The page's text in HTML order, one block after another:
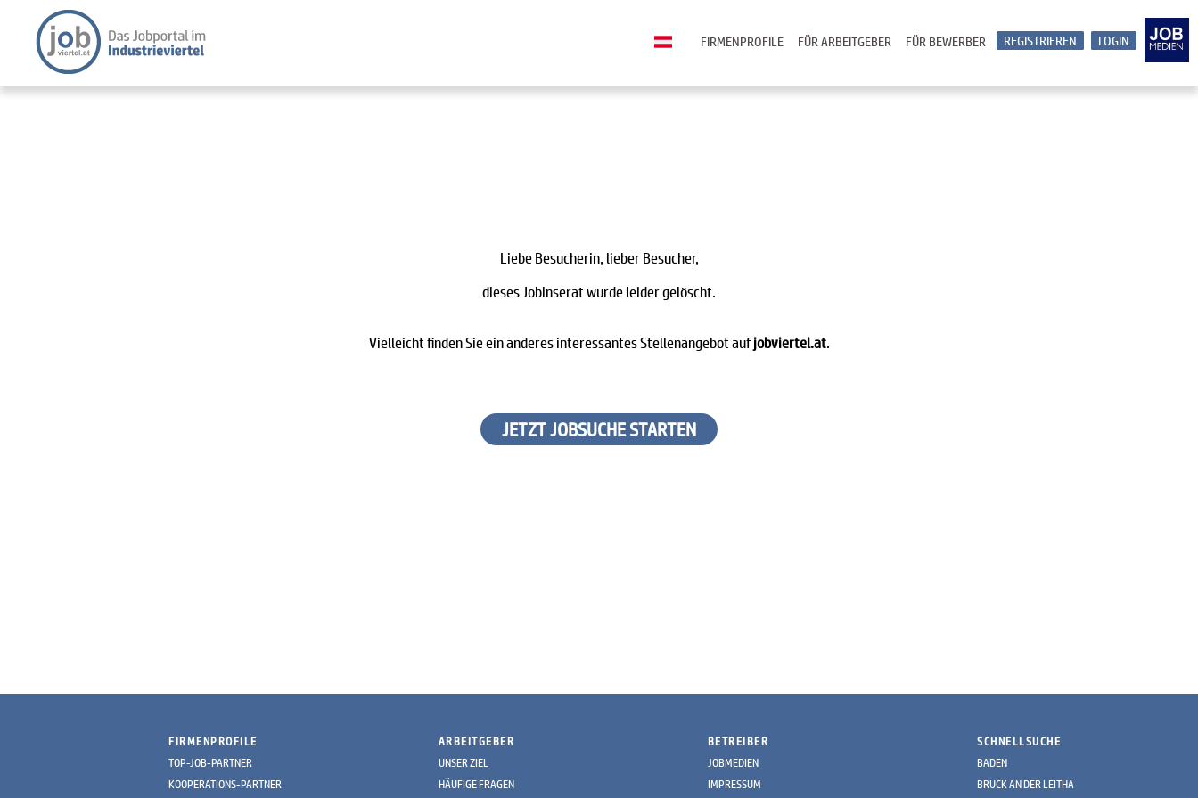
LOGIN
REGISTRIEREN
FÜR BEWERBER
FÜR ARBEITGEBER
FIRMENPROFILE
Liebe Besucherin, lieber Besucher,
dieses Jobinserat wurde leider gelöscht.
Vielleicht finden Sie ein anderes interessantes Stellenangebot aufjobviertel.at.
JETZT JOBSUCHE STARTEN
FIRMENPROFILE
TOP-JOB-PARTNER
KOOPERATIONS-PARTNER
ARBEITGEBER
UNSER ZIEL
HÄUFIGE FRAGEN
BETREIBER
JOBMEDIEN
IMPRESSUM
SCHNELLSUCHE
BADEN
BRUCK AN DER LEITHA